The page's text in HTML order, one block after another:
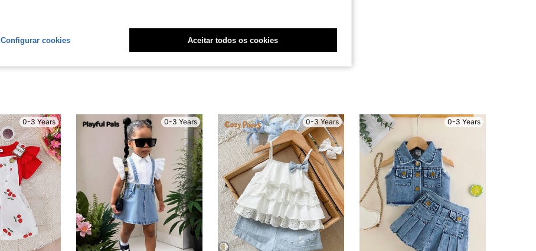
0-3 Years 0-3 Years 0-3 Years 0-3 Years
Configurar cookies Aceitar todos os cookies